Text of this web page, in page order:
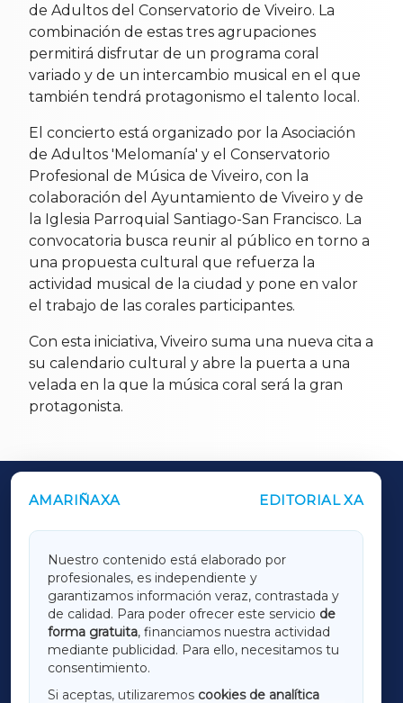
de Adultos del Conservatorio de Viveiro. La
combinación de estas tres agrupaciones
permitirá disfrutar de un programa coral
variado y de un intercambio musical en el que
también tendrá protagonismo el talento local.
El concierto está organizado por la Asociación
de Adultos 'Melomanía' y el Conservatorio
Profesional de Música de Viveiro, con la
colaboración del Ayuntamiento de Viveiro y de
la Iglesia Parroquial Santiago-San Francisco. La
convocatoria busca reunir al público en torno a
una propuesta cultural que refuerza la
actividad musical de la ciudad y pone en valor
el trabajo de las corales participantes.
Con esta iniciativa, Viveiro suma una nueva cita a
su calendario cultural y abre la puerta a una
velada en la que la música coral será la gran
protagonista.
AMARIÑAXA EDITORIAL XA
Nuestro contenido está elaborado por
profesionales, es independiente y
garantizamos información veraz, contrastada y
de calidad. Para poder ofrecer este servicio de
forma gratuita, financiamos nuestra actividad
mediante publicidad. Para ello, necesitamos tu
consentimiento.
Si aceptas, utilizaremos cookies de analítica
OUTROS PERIÓDICOS
LUGOXA
TERRACHAXA